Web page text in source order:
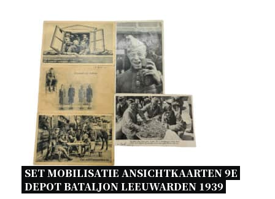
SET MOBILISATIE ANSICHTKAARTEN 9E
DEPOT BATALJON LEEUWARDEN 1939